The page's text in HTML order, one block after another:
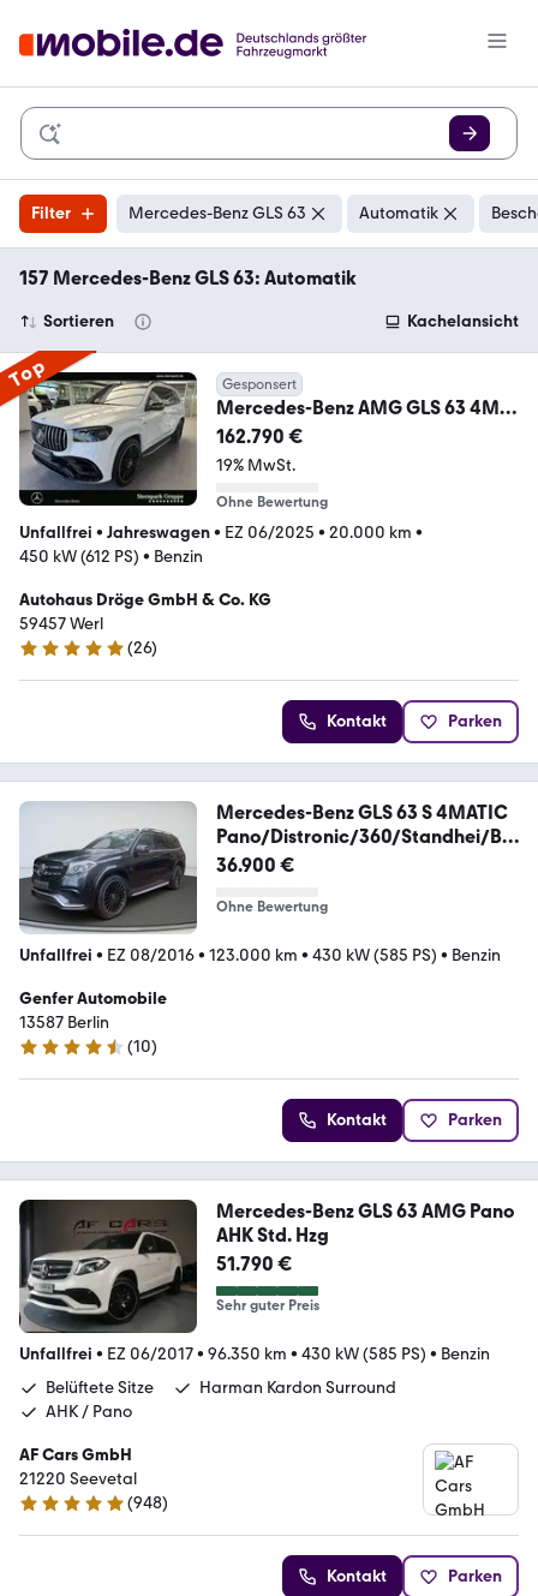
Filter Mercedes-Benz GLS 63 Automatik
157 Mercedes-Benz GLS 63: Automatik
Sortieren Kachelansicht
Top Gesponsert
Mercedes-Benz AMG GLS 63 4M+
ULTIMATE
TV*Massage*Carbon*222-Np
162.790 €
19% MwSt.
Ohne Bewertung
Unfallfrei • Jahreswagen• EZ 06/2025 • 20.000 km •
450 kW (612 PS) • Benzin
Autohaus Dröge GmbH & Co. KG
59457 Werl
5 Sterne
(26)
Kontakt Parken
Mercedes-Benz GLS 63 S 4MATIC
Pano/Distronic/360/Standhei/B&
O
36.900 €
Ohne Bewertung
Unfallfrei • EZ 08/2016• 123.000 km • 430 kW (585 PS) • Benzin
Genfer Automobile
13587 Berlin
4.4 Sterne
(10)
Kontakt Parken
Mercedes-Benz GLS 63 AMG Pano
AHK Std. Hzg
51.790 €
Sehr guter Preis
Unfallfrei • EZ 06/2017• 96.350 km • 430 kW (585 PS) • Benzin
Belüftete Sitze
Harman Kardon Surround
AHK / Pano
AF Cars GmbH
21220 Seevetal
4.9 Sterne
(948)
Kontakt Parken